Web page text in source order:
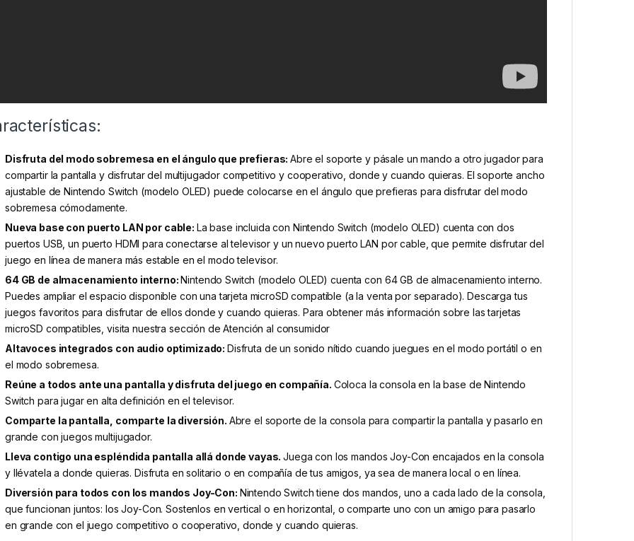
Disfruta del modo sobremesa en el ángulo que prefieras:Abre el soporte y pásale un mando a otro jugador para
compartir la pantalla y disfrutar del multijugador competitivo y cooperativo, donde y cuando quieras. El soporte ancho
ajustable de Nintendo Switch (modelo OLED) puede colocarse en el ángulo que prefieras para disfrutar del modo
sobremesa cómodamente.
Nueva base con puerto LAN por cable: La base incluida con Nintendo Switch (modelo OLED) cuenta con dos
puertos USB, un puerto HDMI para conectarse al televisor y un nuevo puerto LAN por cable, que permite disfrutar del
juego en línea de manera más estable en el modo televisor.
64 GB de almacenamiento interno:Nintendo Switch (modelo OLED) cuenta con 64 GB de almacenamiento interno.
Puedes ampliar el espacio disponible con una tarjeta microSD compatible (a la venta por separado). Descarga tus
juegos favoritos para disfrutar de ellos donde y cuando quieras. Para obtener más información sobre las tarjetas
microSD compatibles, visita nuestra sección de Atención al consumidor
Altavoces integrados con audio optimizado: Disfruta de un sonido nítido cuando juegues en el modo portátil o en
el modo sobremesa.
Reúne a todos ante una pantalla y disfruta del juego en compañía. Coloca la consola en la base de Nintendo
Switch para jugar en alta definición en el televisor.
Comparte la pantalla, comparte la diversión. Abre el soporte de la consola para compartir la pantalla y pasarlo en
grande con juegos multijugador.
Lleva contigo una espléndida pantalla allá donde vayas.Juega con los mandos Joy-Con encajados en la consola
y llévatela a donde quieras. Disfruta en solitario o en compañía de tus amigos, ya sea de manera local o en línea.
Diversión para todos con los mandos Joy-Con: Nintendo Switch tiene dos mandos, uno a cada lado de la consola,
que funcionan juntos: los Joy-Con. Sostenlos en vertical o en horizontal, o comparte uno con un amigo para pasarlo
en grande con el juego competitivo o cooperativo, donde y cuando quieras.